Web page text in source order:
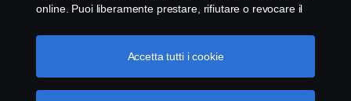
online. Puoi liberamente prestare, rifiutare o revocare il
all'attivazione dei cookie e alla possibilità di condividere le
informazioni. Cliccando "rifiuta tutti" potrai continuare la
Accetta tutti i cookie